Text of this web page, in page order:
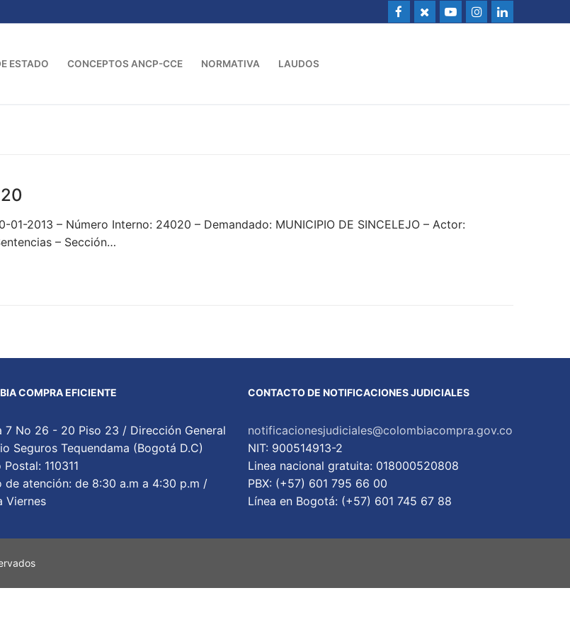
ESTADO CONCEPTOS ANCP-CCE NORMATIVA LAUDOS
2013 – Número Interno: 24020 – Demandado: MUNICIPIO DE SINCELEJO – Actor:
– Sección…
COMPRA EFICIENTE
7 No 26 - 20 Piso 23 / Dirección General
Seguros Tequendama (Bogotá D.C)
110311
de atención: de 8:30 a.m a 4:30 p.m /
Viernes
CONTACTO DE NOTIFICACIONES JUDICIALES
notificacionesjudiciales@colombiacompra.gov.co
NIT: 900514913-2
Linea nacional gratuita: 018000520808
PBX: (+57) 601 795 66 00
Lí­nea en Bogotá: (+57) 601 745 67 88